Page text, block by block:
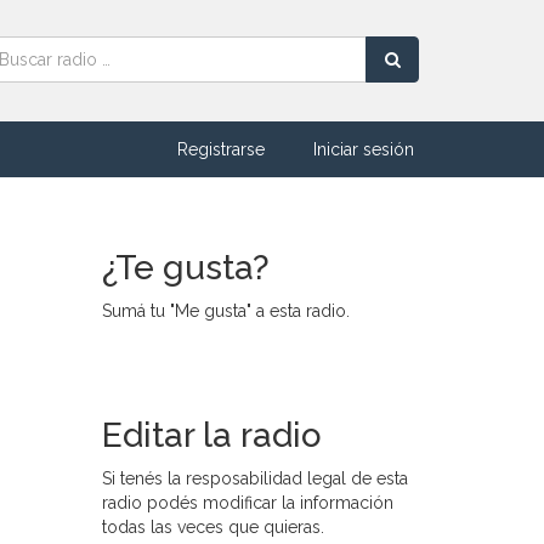
Registrarse Iniciar sesión
¿Te gusta?
Sumá tu "Me gusta" a esta radio.
Editar la radio
Si tenés la resposabilidad legal de esta
radio podés modificar la información
todas las veces que quieras.